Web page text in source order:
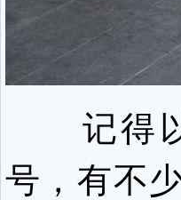
记得以
号，有不